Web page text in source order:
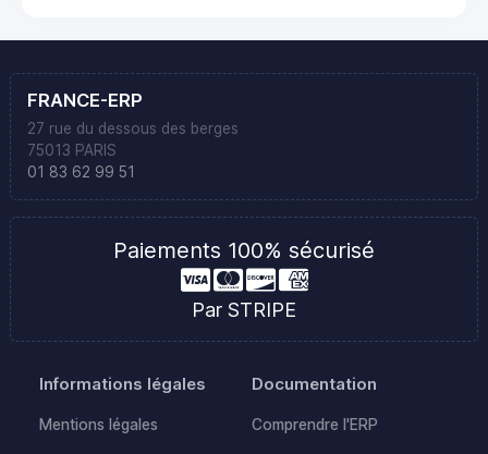
FRANCE-ERP
27 rue du dessous des berges
75013 PARIS
01 83 62 99 51
Paiements 100% sécurisé
Par STRIPE
Informations légales
Mentions légales
Documentation
Comprendre l'ERP